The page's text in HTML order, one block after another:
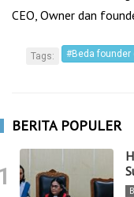
CEO, Owner dan
Tags: #Beda founder
BERITA POPULER